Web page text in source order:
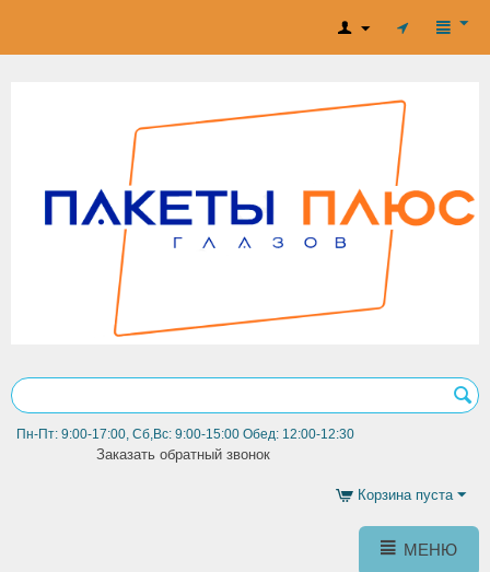
Пн-Пт: 9:00-17:00, Сб,Вс: 9:00-15:00 Обед: 12:00-12:30
Заказать обратный звонок
Корзина пуста
МЕНЮ